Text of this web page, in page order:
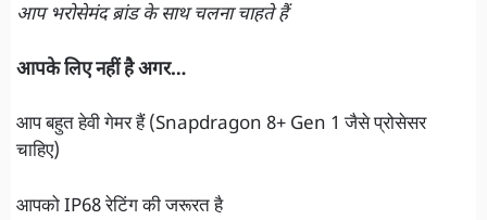
आप भरोसेमंद ब्रांड के साथ चलना चाहते हैं
आपके लिए नहीं है अगर…
आप बहुत हेवी गेमर हैं (Snapdragon 8+ Gen 1 जैसे प्रोसेसर
चाहिए)
आपको IP68 रेटिंग की जरूरत है